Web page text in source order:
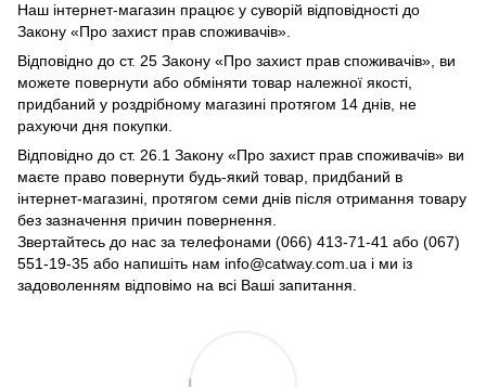
Наш інтернет-магазин працює у суворій відповідності до
Закону «Про захист прав споживачів».
Відповідно до ст. 25 Закону «Про захист прав споживачів», ви
можете повернути або обміняти товар належної якості,
придбаний у роздрібному магазині протягом 14 днів, не
рахуючи дня покупки.
Відповідно до ст. 26.1 Закону «Про захист прав споживачів» ви
маєте право повернути будь-який товар, придбаний в
інтернет-магазині, протягом семи днів після отримання товару
без зазначення причин повернення.
Звертайтесь до нас за телефонами (066) 413-71-41 або (067)
551-19-35 або напишіть нам info@catway.com.ua і ми із
задоволенням відповімо на всі Ваші запитання.